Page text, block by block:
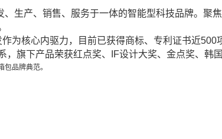
生产、销售、服务于一体的智能型科技品牌。聚
为核心内驱力，目前已获得商标、专利证书近500
旗下产品荣获红点奖、IF设计大奖、金点奖、韩
品牌典范。